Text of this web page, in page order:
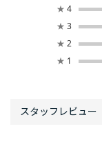
★ 4
★ 3
★ 2
★ 1